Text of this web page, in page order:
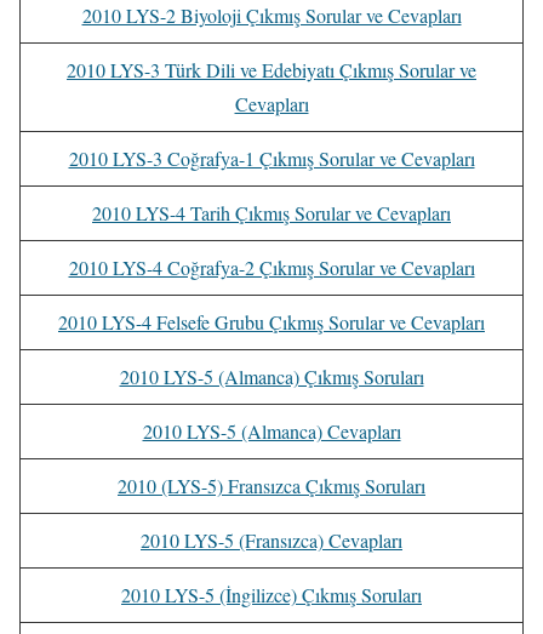
2010 LYS-2 Biyoloji Çıkmış Sorular ve Cevapları
2010 LYS-3 Türk Dili ve Edebiyatı Çıkmış Sorular ve
Cevapları
2010 LYS-3 Coğrafya-1 Çıkmış Sorular ve Cevapları
2010 LYS-4 Tarih Çıkmış Sorular ve Cevapları
2010 LYS-4 Coğrafya-2 Çıkmış Sorular ve Cevapları
2010 LYS-4 Felsefe Grubu Çıkmış Sorular ve Cevapları
2010 LYS-5 (Almanca) Çıkmış Soruları
2010 LYS-5 (Almanca) Cevapları
2010 (LYS-5) Fransızca Çıkmış Soruları
2010 LYS-5 (Fransızca) Cevapları
2010 LYS-5 (İngilizce) Çıkmış Soruları